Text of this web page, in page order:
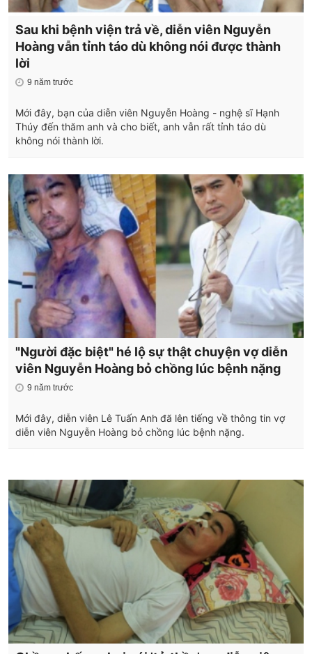
Sau khi bệnh viện trả về, diễn viên Nguyễn
Hoàng vẫn tỉnh táo dù không nói được thành
lời
9 năm trước
Mới đây, bạn của diễn viên Nguyễn Hoàng - nghệ sĩ Hạnh
Thúy đến thăm anh và cho biết, anh vẫn rất tỉnh táo dù
không nói thành lời.
"Người đặc biệt" hé lộ sự thật chuyện vợ diễn
viên Nguyễn Hoàng bỏ chồng lúc bệnh nặng
9 năm trước
Mới đây, diễn viên Lê Tuấn Anh đã lên tiếng về thông tin vợ
diễn viên Nguyễn Hoàng bỏ chồng lúc bệnh nặng.